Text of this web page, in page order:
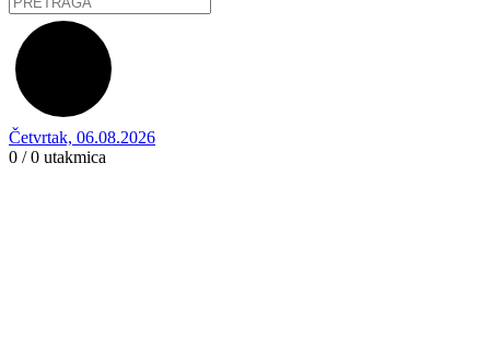
Četvrtak, 06.08.2026
0 / 0 utakmica